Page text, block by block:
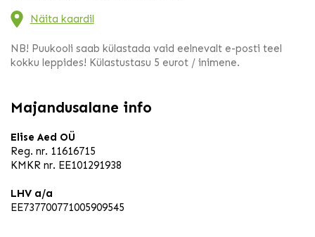
Näita kaardil
NB! Puukooli saab külastada vaid eelnevalt e-posti teel
kokku leppides! Külastustasu 5 eurot / inimene.
Majandusalane info
Elise Aed OÜ
Reg. nr. 11616715
KMKR nr. EE101291938
LHV a/a
EE737700771005909545